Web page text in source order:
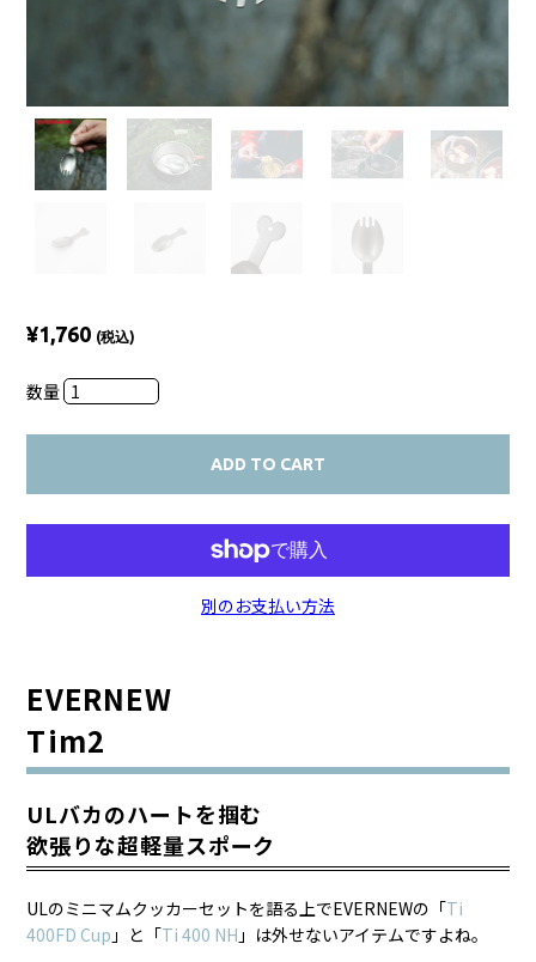
¥1,760 (税込)
数量
ADD TO CART
別のお支払い方法
EVERNEW
Tim2
ULバカのハートを掴む
欲張りな超軽量スポーク
ULのミニマムクッカーセットを語る上でEVERNEWの「Ti
400FD Cup 」と「Ti 400 NH 」は外せないアイテムですよね。